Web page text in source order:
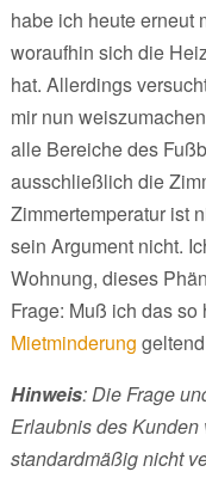
habe ich heute erneut
woraufhin sich die
hat. Allerdings
mir nun
alle Bereiche des
ausschließlich die
Zimmertemperatur ist
sein Argument nicht.
Wohnung, dieses
Frage: Muß ich das
Mietminderung
Hinweis: Die Frage
Erlaubnis des Kunden
standardmäßig nicht